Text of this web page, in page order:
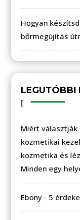
Hogyan
bőrmegújítás
Miért választják
kozmetikai
kozmetika és
Minden egy
Ebony -5